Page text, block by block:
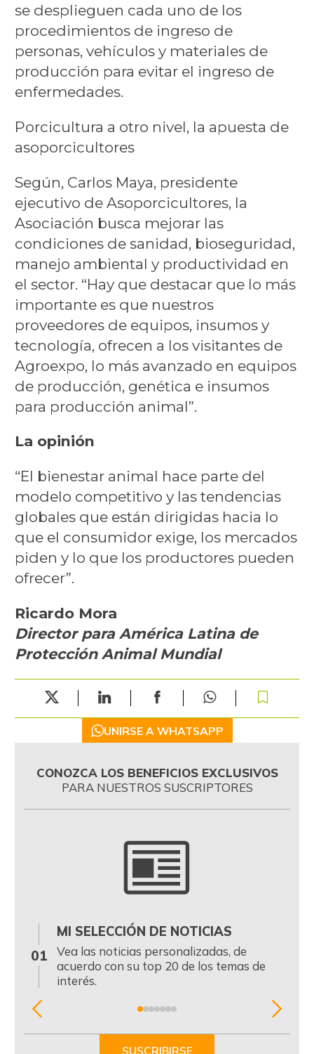
se desplieguen cada uno de los
procedimientos de ingreso de
personas, vehículos y materiales de
producción para evitar el ingreso de
enfermedades.
Porcicultura a otro nivel, la apuesta de
asoporcicultores
Según, Carlos Maya, presidente
ejecutivo de Asoporcicultores, la
Asociación busca mejorar las
condiciones de sanidad, bioseguridad,
manejo ambiental y productividad en
el sector. “Hay que destacar que lo más
importante es que nuestros
proveedores de equipos, insumos y
tecnología, ofrecen a los visitantes de
Agroexpo, lo más avanzado en equipos
de producción, genética e insumos
para producción animal”.
La opinión
“El bienestar animal hace parte del
modelo competitivo y las tendencias
globales que están dirigidas hacia lo
que el consumidor exige, los mercados
piden y lo que los productores pueden
ofrecer”.
Ricardo Mora
Director para América Latina de
Protección Animal Mundial
UNIRSE A WHATSAPP
CONOZCA LOS BENEFICIOS EXCLUSIVOS
PARA NUESTROS SUSCRIPTORES
01
MI SELECCIÓN DE NOTICIAS
Vea las noticias personalizadas, de
acuerdo con su top 20 de los temas de
interés.
Item
SUSCRIBIRSE